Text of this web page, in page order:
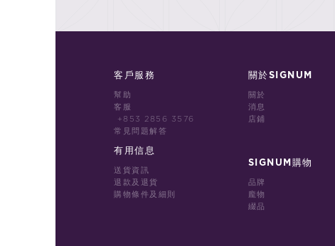
客戶服務
幫助
客服
+853 2856 3576
常見問題解答
有用信息
送貨資訊
退款及退貨
購物條件及細則
關於SIGNUM
關於
消息
店鋪
SIGNUM購物
品牌
龐物
綴品